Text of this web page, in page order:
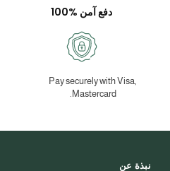
دفع آمن %100
Pay securely with Visa,
Mastercard.
نبذة عن